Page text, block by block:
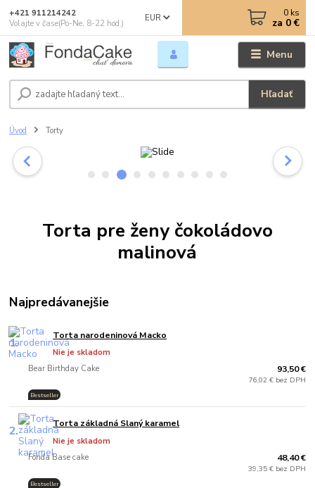
Menu
EUR
Hľadať
+421 911214242
Volajte v čase(Po-Ne, 8-22 hod.)
0 ks
za 0 €
Úvod Torty
Torta pre ženy čokoládovo
malinová
Najpredávanejšie
1. Torta narodeninová Macko
Bear Birthday Cake
Nie je skladom
Bestseller
93,50 €
76,02 € bez DPH
2. Torta základná Slaný karamel
Fonda Base cake
Nie je skladom
Bestseller
48,40 €
39,35 € bez DPH